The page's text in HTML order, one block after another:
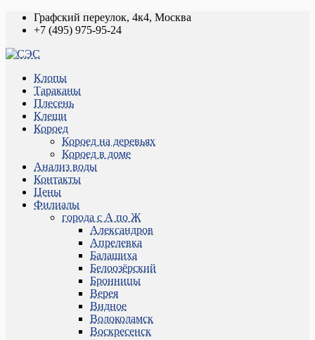
Графский переулок, 4к4, Москва
+7 (495) 975-95-24
Клопы
Тараканы
Плесень
Клещи
Короед
Короед на деревьях
Короед в доме
Анализ воды
Контакты
Цены
Филиалы
города с А по Ж
Александров
Апрелевка
Балашиха
Белоозёрский
Бронницы
Верея
Видное
Волоколамск
Воскресенск